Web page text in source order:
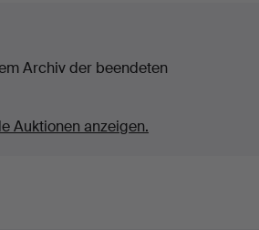
Archiv der beendeten
Auktionen anzeigen.